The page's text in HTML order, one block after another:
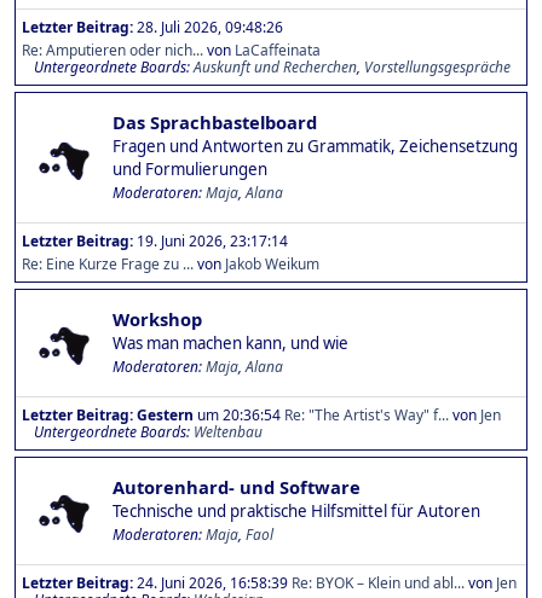
Letzter Beitrag:28. Juli 2026, 09:48:26
Re: Amputieren oder nich...von LaCaffeinata
Untergeordnete Boards Auskunft und Recherchen Vorstellungsgespräche
Das Sprachbastelboard
Fragen und Antworten zu Grammatik, Zeichensetzung
und Formulierungen
Moderatoren:Maja,Alana
Letzter Beitrag: 19. Juni 2026, 23:17:14
Re: Eine Kurze Frage zu ...von Jakob Weikum
Workshop
Was man machen kann, und wie
Moderatoren:Maja,Alana
Letzter Beitrag:Gestern um 20:36:54 Re: "The Artist's Way" f...von Jen
Untergeordnete Boards Weltenbau
Autorenhard- und Software
Technische und praktische Hilfsmittel für Autoren
Moderatoren:Maja, Faol
Letzter Beitrag:24. Juni 2026, 16:58:39 Re: BYOK – Klein und abl...von Jen